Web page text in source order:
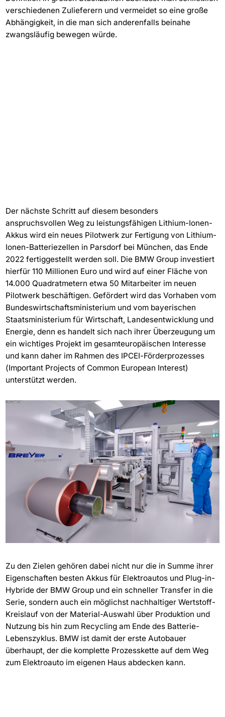
verschiedenen Zulieferern und vermeidet so eine große
Abhängigkeit, in die man sich anderenfalls beinahe
zwangsläufig bewegen würde.
Der nächste Schritt auf diesem besonders
anspruchsvollen Weg zu leistungsfähigen Lithium-Ionen-
Akkus wird ein neues Pilotwerk zur Fertigung von Lithium-
Ionen-Batteriezellen in Parsdorf bei München, das Ende
2022 fertiggestellt werden soll. Die BMW Group investiert
hierfür 110 Millionen Euro und wird auf einer Fläche von
14.000 Quadratmetern etwa 50 Mitarbeiter im neuen
Pilotwerk beschäftigen. Gefördert wird das Vorhaben vom
Bundeswirtschaftsministerium und vom bayerischen
Staatsministerium für Wirtschaft, Landesentwicklung und
Energie, denn es handelt sich nach ihrer Überzeugung um
ein wichtiges Projekt im gesamteuropäischen Interesse
und kann daher im Rahmen des IPCEI-Förderprozesses
(Important Projects of Common European Interest)
unterstützt werden.
Zu den Zielen gehören dabei nicht nur die in Summe ihrer
Eigenschaften besten Akkus für Elektroautos und Plug-in-
Hybride der BMW Group und ein schneller Transfer in die
Serie, sondern auch ein möglichst nachhaltiger Wertstoff-
Kreislauf von der Material-Auswahl über Produktion und
Nutzung bis hin zum Recycling am Ende des Batterie-
Lebenszyklus. BMW ist damit der erste Autobauer
überhaupt, der die komplette Prozesskette auf dem Weg
zum Elektroauto im eigenen Haus abdecken kann.